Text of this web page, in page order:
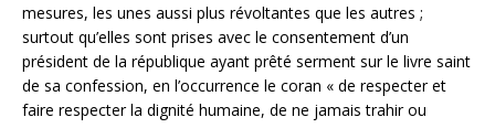
mesures, les unes aussi plus révoltantes que les autres ;
surtout qu’elles sont prises avec le consentement d’un
président de la république ayant prêté serment sur le livre saint
de sa confession, en l’occurrence le coran « de respecter et
faire respecter la dignité humaine, de ne jamais trahir ou